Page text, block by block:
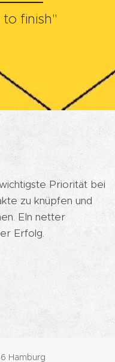
to finish"
Priorität bei
zu knüpfen und
EIn netter
Erfolg.
Hamburg